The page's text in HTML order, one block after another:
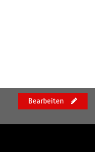
Bearbeiten